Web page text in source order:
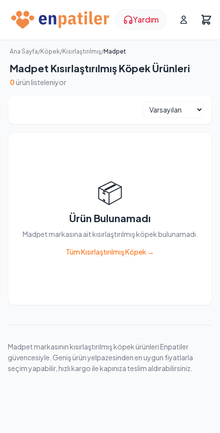
Yardım
Ana Sayfa/Köpek/Kısırlaştırılmış/Madpet
Madpet Kısırlaştırılmış Köpek Ürünleri
0 ürün listeleniyor
📦
Ürün Bulunamadı
Madpet markasına ait kısırlaştırılmış köpek bulunamadı.
Tüm Kısırlaştırılmış Köpek →
Madpet markasının kısırlaştırılmış köpek ürünleri Enpatiler
güvencesiyle. Geniş ürün yelpazesinden en uygun fiyatlarla
seçim yapabilir, hızlı kargo ile kapınıza teslim aldırabilirsiniz.